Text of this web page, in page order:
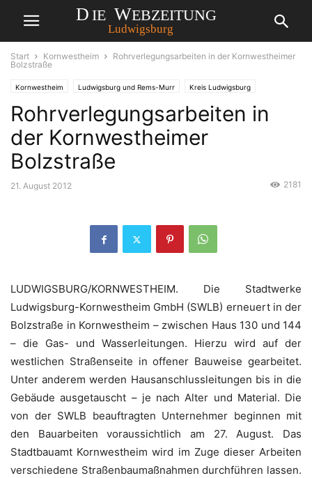
Start Kornwestheim
Rohrverlegungsarbeiten in der Kornwestheimer
Bolzstraße
Kornwestheim Ludwigsburg und Rems-Murr Kreis Ludwigsburg
Ludwigsburg
Rohrverlegungsarbeiten in
der Kornwestheimer
Bolzstraße
21. August 2012 2181
LUDWIGSBURG/KORNWESTHEIM. Die Stadtwerke
Ludwigsburg-Kornwestheim GmbH (SWLB) erneuert in der
Bolzstraße in Kornwestheim – zwischen Haus 130 und 144
– die Gas- und Wasserleitungen. Hierzu wird auf der
westlichen Straßenseite in offener Bauweise gearbeitet.
Unter anderem werden Hausanschlussleitungen bis in die
Gebäude ausgetauscht – je nach Alter und Material. Die
von der SWLB beauftragten Unternehmer beginnen mit
den Bauarbeiten voraussichtlich am 27. August. Das
Stadtbauamt Kornwestheim wird im Zuge dieser Arbeiten
verschiedene Straßenbaumaßnahmen durchführen lassen.